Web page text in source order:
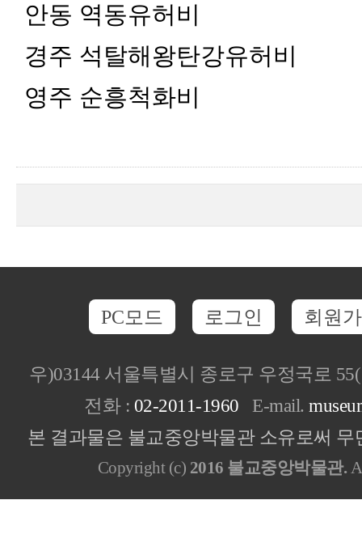
안동 역동유허비
경주 석탈해왕탄강유허비
영주 순흥척화비
PC모드 로그인 회원
우)03144 서울특별시 종로구 우정국로
전화 : 02-2011-1960 E-mail.
본 결과물은 불교중앙박물관 소유로써
Copyright (c) 2016 불교중앙박물관.